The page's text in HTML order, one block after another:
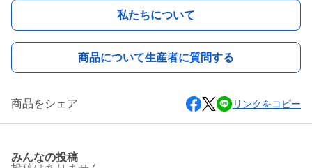
私たちについて
商品について生産者に質問する
商品をシェア リンクをコピー
みんなの投稿